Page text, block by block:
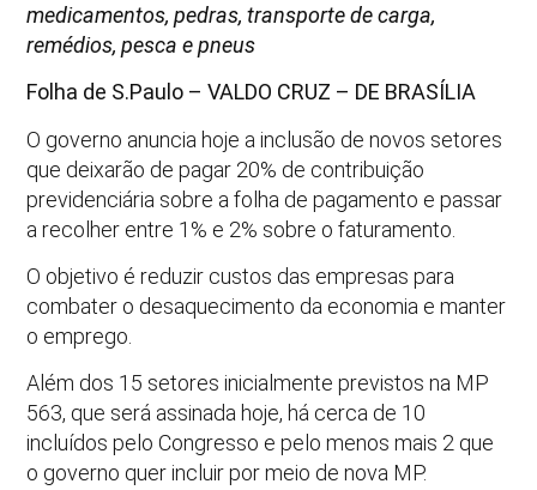
medicamentos, pedras, transporte de carga,
remédios, pesca e pneus
Folha de S.Paulo – VALDO CRUZ – DE BRASÍLIA
O governo anuncia hoje a inclusão de novos setores
que deixarão de pagar 20% de contribuição
previdenciária sobre a folha de pagamento e passar
a recolher entre 1% e 2% sobre o faturamento.
O objetivo é reduzir custos das empresas para
combater o desaquecimento da economia e manter
o emprego.
Além dos 15 setores inicialmente previstos na MP
563, que será assinada hoje, há cerca de 10
incluídos pelo Congresso e pelo menos mais 2 que
o governo quer incluir por meio de nova MP.